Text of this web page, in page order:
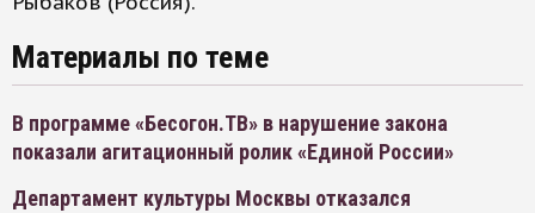
Материалы по теме
В программе «Бесогон.ТВ» в нарушение закона
показали агитационный ролик «Единой России»
Департамент культуры Москвы отказался